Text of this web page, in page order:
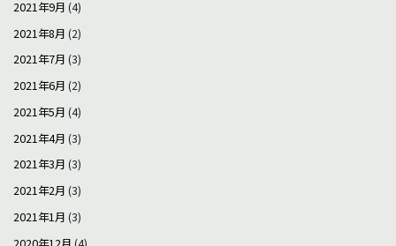
2021年9月 (4)
2021年8月 (2)
2021年7月 (3)
2021年6月 (2)
2021年5月 (4)
2021年4月 (3)
2021年3月 (3)
2021年2月 (3)
2021年1月 (3)